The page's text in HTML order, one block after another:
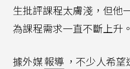
生批評課程太膚淺，但他
為課程需求一直不斷上升。
據外媒報導 ，不少人希